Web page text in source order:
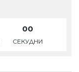
00
СЕКУДНИ